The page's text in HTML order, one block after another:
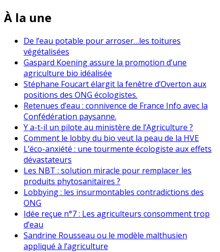
À la une
De l’eau potable pour arroser…les toitures
végétalisées
Gaspard Koening assure la promotion d’une
agriculture bio idéalisée
Stéphane Foucart élargit la fenêtre d’Overton aux
positions des ONG écologistes.
Retenues d’eau : connivence de France Info avec la
Confédération paysanne.
Y a-t-il un pilote au ministère de l’Agriculture ?
Comment le lobby du bio veut la peau de la HVE
L’éco-anxiété : une tourmente écologiste aux effets
dévastateurs
Les NBT : solution miracle pour remplacer les
produits phytosanitaires ?
Lobbying : les insurmontables contradictions des
ONG
Idée reçue n°7 : Les agriculteurs consomment trop
d’eau
Sandrine Rousseau ou le modèle malthusien
appliqué à l’agriculture